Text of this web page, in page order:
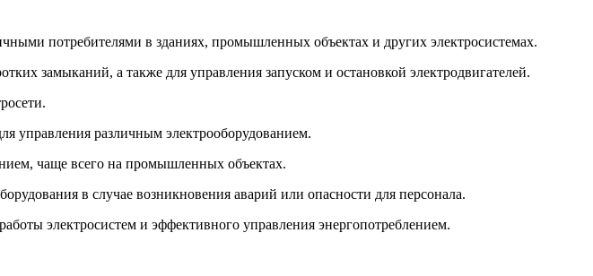
потребителями в зданиях, промышленных объектах и других электросистемах.
замыканий, а также для управления запуском и остановкой электродвигателей.
управления различным электрооборудованием.
чаще всего на промышленных объектах.
в случае возникновения аварий или опасности для персонала.
электросистем и эффективного управления энергопотреблением.